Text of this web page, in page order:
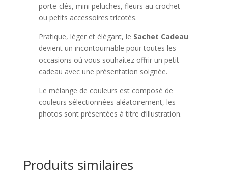
porte-clés, mini peluches, fleurs au crochet
ou petits accessoires tricotés.
Pratique, léger et élégant, le Sachet Cadeau
devient un incontournable pour toutes les
occasions où vous souhaitez offrir un petit
cadeau avec une présentation soignée.
Le mélange de couleurs est composé de
couleurs sélectionnées aléatoirement, les
photos sont présentées à titre d’illustration.
Produits similaires